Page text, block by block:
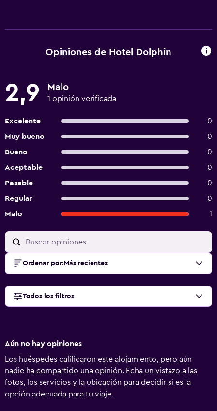
Opiniones de Hotel Dolphin
2,9 Malo
1 opinión verificada
Excelente
0
Muy bueno
0
Bueno
0
Aceptable
0
Pasable
0
Regular
0
Malo
1
Ordenar por: Más recientes
Todos los filtros
Aún no hay opiniones
Los huéspedes calificaron este alojamiento, pero aún
nadie ha compartido una opinión. Echa un vistazo a las
fotos, los servicios y la ubicación para decidir si es la
opción adecuada para tu viaje.